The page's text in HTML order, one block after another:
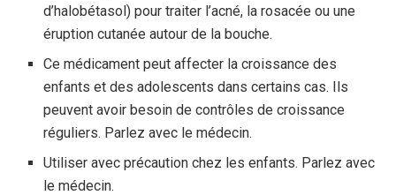
d’halobétasol) pour traiter l’acné, la rosacée ou une
éruption cutanée autour de la bouche.
Ce médicament peut affecter la croissance des
enfants et des adolescents dans certains cas. Ils
peuvent avoir besoin de contrôles de croissance
réguliers. Parlez avec le médecin.
Utiliser avec précaution chez les enfants. Parlez avec
le médecin.